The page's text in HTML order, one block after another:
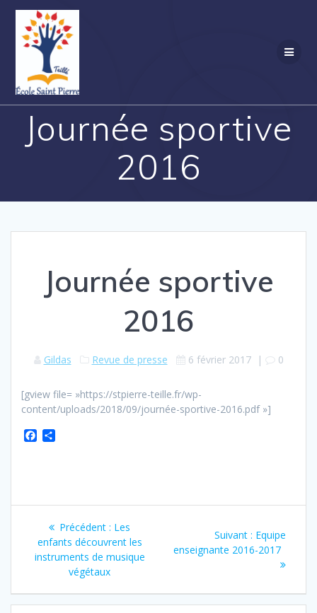
Journée sportive
2016
Journée sportive
2016
Gildas Revue de presse 6 février 2017| 0
[gview file= »https://stpierre-teille.fr/wp-
content/uploads/2018/09/journée-sportive-2016.pdf »]
Navigation
de
l’article
Précédent : Article
précédent
:
Les
enfants découvrent les
instruments de musique
végétaux
Suivant : Article
suivant
Equipe
enseignante 2016-2017